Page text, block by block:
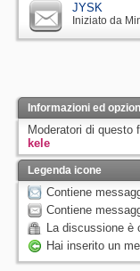
JYSK
Iniziato da
Informazioni ed
Moderatori di questo
kele
Legenda icone
Contiene
Contiene
La discussione è
Hai inserito un